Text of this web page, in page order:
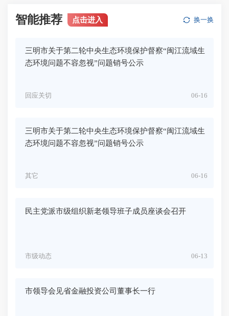
智能推荐 点击进入 换一换
三明市关于第二轮中央生态环境保护督察“闽江流域生
态环境问题不容忽视”问题销号公示
06-16
回应关切
三明市关于第二轮中央生态环境保护督察“闽江流域生
态环境问题不容忽视”问题销号公示
06-16
其它
民主党派市级组织新老领导班子成员座谈会召开
06-13
市级动态
市领导会见省金融投资公司董事长一行